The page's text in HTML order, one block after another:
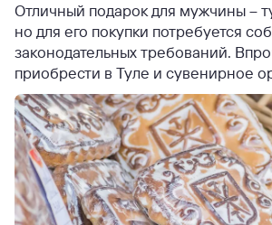
Отличный подарок для мужчины –
но для его покупки потребуется
законодательных требований.
приобрести в Туле и сувенирное